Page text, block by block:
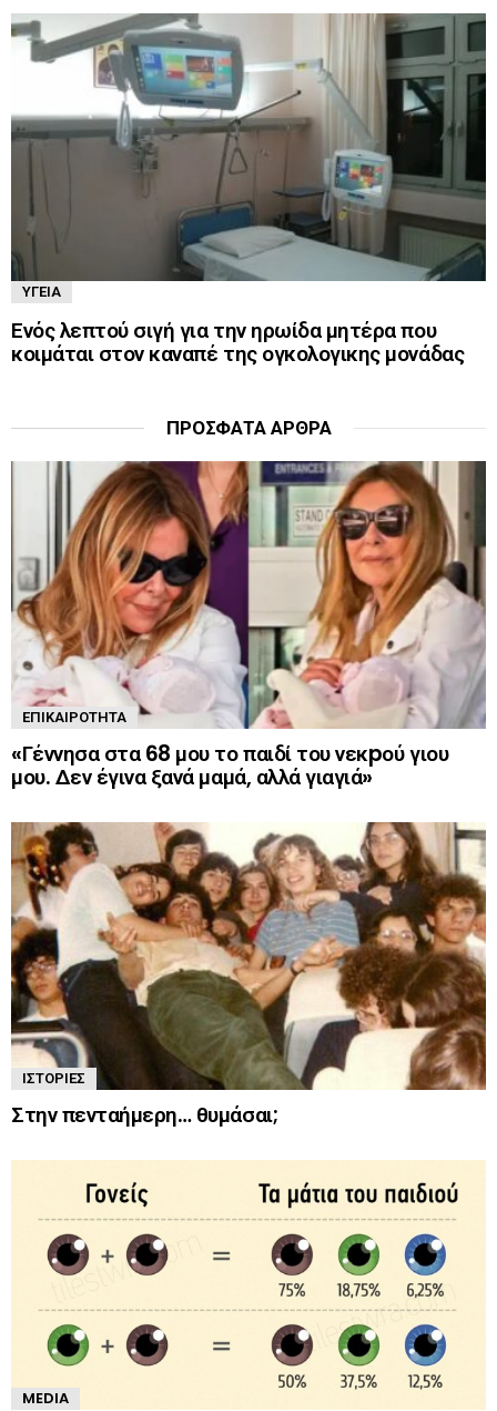
ΥΓΕΊΑ
Ενός λεπτού σιγή για την ηρωίδα μητέρα που
κοιμάται στον καναπέ της ογκολογικης μονάδας
ΠΡΌΣΦΑΤΑ ΆΡΘΡΑ
ΕΠΙΚΑΙΡΌΤΗΤΑ
«Γέννησα στα 68 μου το παιδί του νεκpού γιου
μου. Δεν έγινα ξανά μαμά, αλλά γιαγιά»
ΙΣΤΟΡΊΕΣ
Στην πενταήμερη… θυμάσαι;
MEDIA